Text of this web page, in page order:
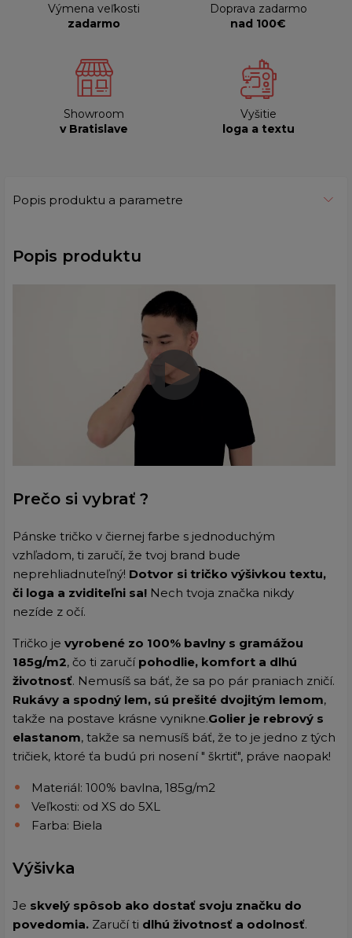
Výmena veľkosti
zadarmo
Doprava zadarmo
nad 100€
Showroom
v Bratislave
Vyšitie
loga a textu
Popis produktu a parametre
Popis produktu
Prečo si vybrať ?
Pánske tričko v čiernej farbe s jednoduchým
vzhľadom, ti zaručí, že tvoj brand bude
neprehliadnuteľný! Dotvor si tričko výšivkou textu,
či loga a zviditeľni sa! Nech tvoja značka nikdy
nezíde z očí.
Tričko je vyrobené zo 100% bavlny s gramážou
185g/m2, čo ti zaručí pohodlie, komfort a dlhú
životnosť. Nemusíš sa báť, že sa po pár praniach zničí.
Rukávy a spodný lem, sú prešité dvojitým lemom,
takže na postave krásne vynikne.Golier je rebrový s
elastanom, takže sa nemusíš báť, že to je jedno z tých
tričiek, ktoré ťa budú pri nosení " škrtiť", práve naopak!
Materiál: 100% bavlna, 185g/m2
Veľkosti: od XS do 5XL
Farba: Biela
Výšivka
Je skvelý spôsob ako dostať svoju značku do
povedomia. Zaručí ti dlhú životnosť a odolnosť.